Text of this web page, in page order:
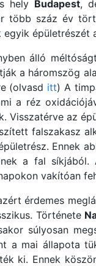
hely Budapest,
több száz év
egyik épületrészét
álló
a háromszög
(olvasd itt) A
a réz
Visszatérve az
falszakasz
Ennek
a fal
vakítóan
érdemes
Története
súlyosan
a mai állapota
ki. Ennek